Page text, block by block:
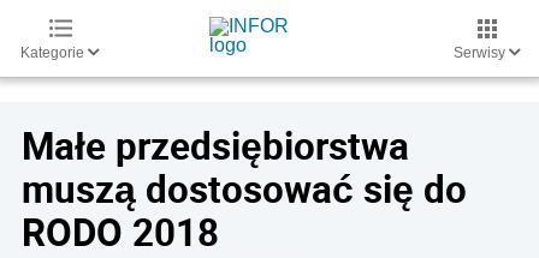
Kategorie Serwisy
Małe przedsiębiorstwa
muszą dostosować się do
RODO 2018